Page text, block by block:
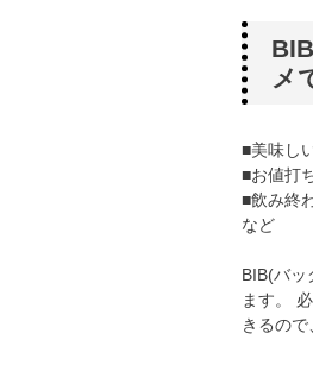
メ
■美味し
■お値打
■飲み終
など
BIB(バッ
ます。
きるの